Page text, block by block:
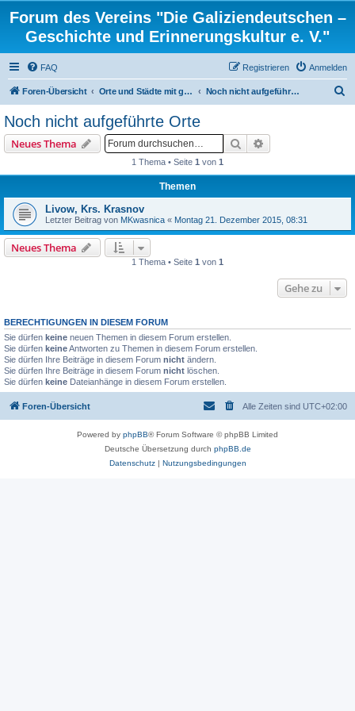
Forum des Vereins "Die Galiziendeutschen –
Geschichte und Erinnerungskultur e. V."
FAQ Anmelden
Registrieren
Foren-Übersicht Orte und Städte mit gemischten Konfessionen und ortsbezogene Familienforschung Noch nicht aufgeführte Orte
Noch nicht aufgeführte Orte
Neues Thema Suche
1 Thema • Seite 1 von 1
Themen
Livow, Krs. Krasnov
Letzter Beitrag von MKwasnica « Montag 21. Dezember 2015, 08:31
Neues Thema
1 Thema • Seite 1 von 1
Gehe zu
BERECHTIGUNGEN IN DIESEM FORUM
Sie dürfen keine neuen Themen in diesem Forum erstellen.
Sie dürfen keineAntworten zu Themen in diesem Forum erstellen.
Sie dürfen Ihre Beiträge in diesem Forum nicht ändern.
Sie dürfen Ihre Beiträge in diesem Forum nicht löschen.
Sie dürfen keine Dateianhänge in diesem Forum erstellen.
Foren-Übersicht Alle Zeiten sind UTC+02:00
Powered by phpBB® Forum Software © phpBB Limited
Deutsche Übersetzung durch phpBB.de
Datenschutz| Nutzungsbedingungen